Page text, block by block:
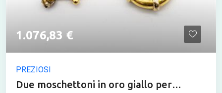
1.076,83 €
PREZIOSI
Due moschettoni in oro giallo per